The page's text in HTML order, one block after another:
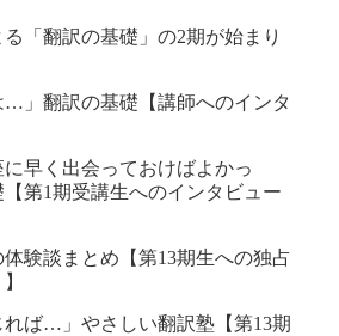
「翻訳の基礎」の2期が始まり
…」翻訳の基礎【講師へのインタ
に早く出会っておけばよかっ
第1期受講生へのインタビュー
験談まとめ【第13期生への独占
れば…」やさしい翻訳塾【第13期